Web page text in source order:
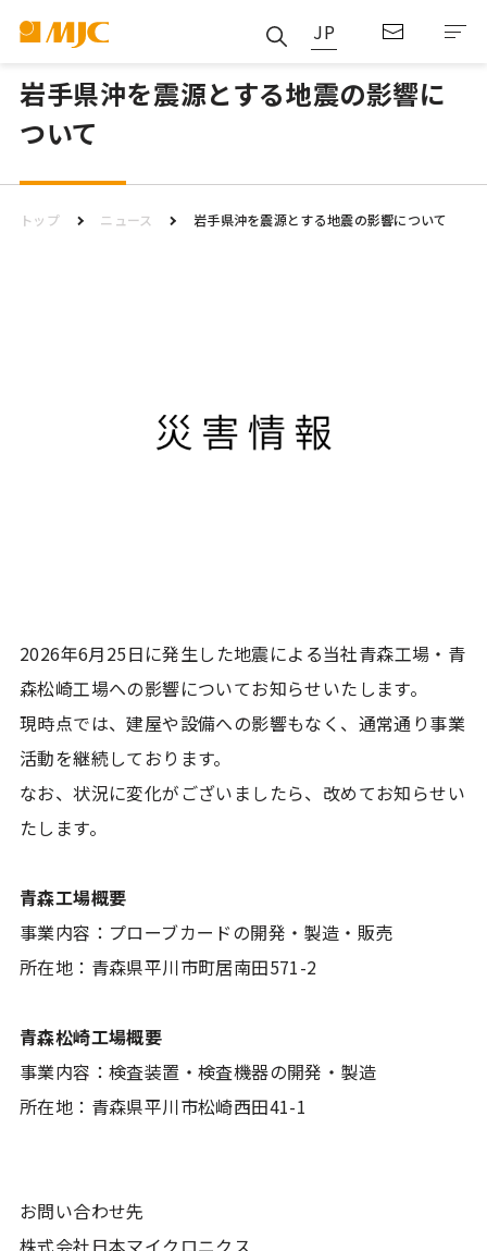
JP
岩手県沖を震源とする地震の影響に
ついて
トップ ニュース 岩手県沖を震源とする地震の影響について
2026年6月25日に発生した地震による当社青森工場・青
森松崎工場への影響についてお知らせいたします。
現時点では、建屋や設備への影響もなく、通常通り事業
活動を継続しております。
なお、状況に変化がございましたら、改めてお知らせい
たします。
青森工場概要
事業内容：プローブカードの開発・製造・販売
所在地：青森県平川市町居南田571-2
青森松崎工場概要
事業内容：検査装置・検査機器の開発・製造
所在地：青森県平川市松崎西田41-1
お問い合わせ先
株式会社日本マイクロニクス